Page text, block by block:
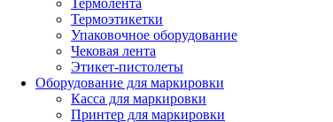
Термолента
Термоэтикетки
Упаковочное оборудование
Чековая лента
Этикет-пистолеты
Оборудование для маркировки
Касса для маркировки
Принтер для маркировки